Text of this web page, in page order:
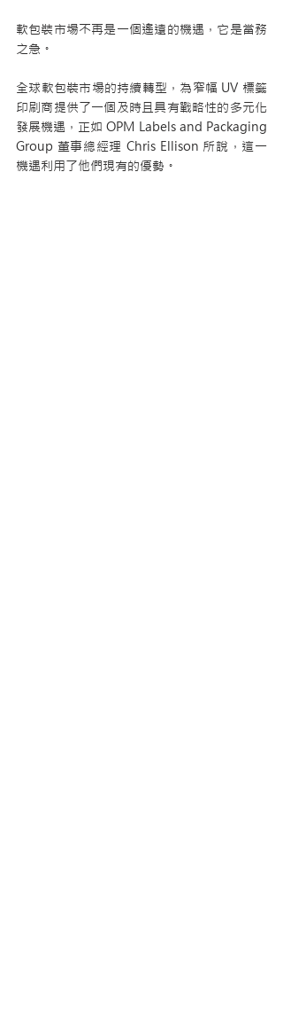
軟包裝市場不再是一個遙遠的機遇，它是當務
之急。
全球軟包裝市場的持續轉型，為窄幅 UV 標籤
印刷商提供了一個及時且具有戰略性的多元化
發展機遇，正如 OPM Labels and Packaging
Group 董事總經理 Chris Ellison 所說，這一
機遇利用了他們現有的優勢。